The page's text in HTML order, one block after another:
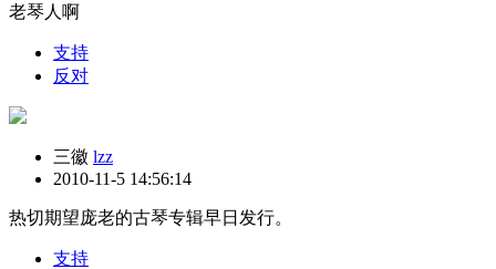
老琴人啊
支持
反对
三徽 lzz
2010-11-5 14:56:14
热切期望庞老的古琴专辑早日发行。
支持